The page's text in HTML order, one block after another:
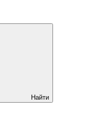
Найти